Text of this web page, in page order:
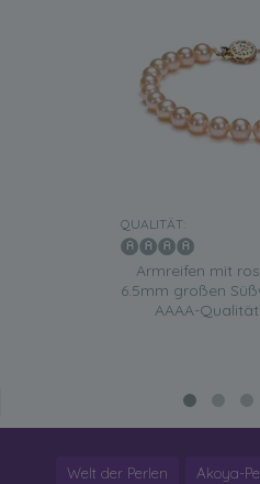
QUALITÄT:
Armreifen mit
6.5mm großen
AAAA-
Welt der Perlen Akoya-